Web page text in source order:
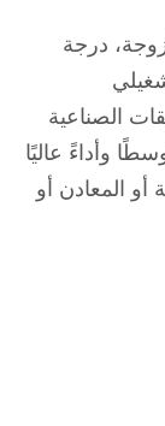
​​اللزوجة، درجة
الصناعية
وأداءً عاليًا
المعادن أو